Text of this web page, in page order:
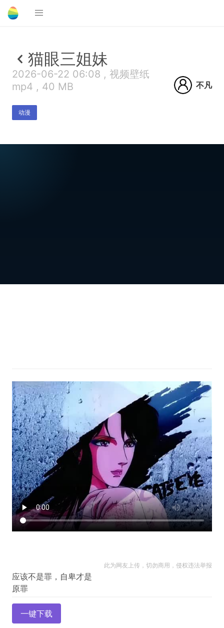
猫眼三姐妹
2026-06-22 06:08 , 视频壁纸
mp4 , 40 MB
动漫
不凡
此为网友上传，切勿商用，侵权违法举报
应该不是罪，自卑才是
一键下载